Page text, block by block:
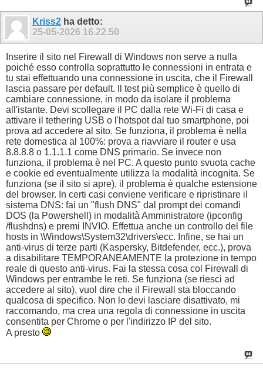
Kriss2 ha detto:
25-05-2026 16.22.50
Inserire il sito nel Firewall di Windows non serve a nulla
poiché esso controlla soprattutto le connessioni in entrata e
tu stai effettuando una connessione in uscita, che il Firewall
lascia passare per default. Il test più semplice è quello di
cambiare connessione, in modo da isolare il problema
all'istante. Devi scollegare il PC dalla rete Wi-Fi di casa e
attivare il tethering USB o l'hotspot dal tuo smartphone, poi
prova ad accedere al sito. Se funziona, il problema è nella
rete domestica al 100%: prova a riavviare il router e usa
8.8.8.8 o 1.1.1.1 come DNS primario. Se invece non
funziona, il problema è nel PC. A questo punto svuota cache
e cookie ed eventualmente utilizza la modalità incognita. Se
funziona (se il sito si apre), il problema è qualche estensione
del browser. In certi casi conviene verificare e ripristinare il
sistema DNS: fai un "flush DNS" dal prompt dei comandi
DOS (la Powershell) in modalità Amministratore (ipconfig
/flushdns) e premi INVIO. Effettua anche un controllo del file
hosts in \Windows\System32\drivers\ecc. Infine, se hai un
anti-virus di terze parti (Kaspersky, Bitdefender, ecc.), prova
a disabilitare TEMPORANEAMENTE la protezione in tempo
reale di questo anti-virus. Fai la stessa cosa col Firewall di
Windows per entrambe le reti. Se funziona (se riesci ad
accedere al sito), vuol dire che il Firewall sta bloccando
qualcosa di specifico. Non lo devi lasciare disattivato, mi
raccomando, ma crea una regola di connessione in uscita
consentita per Chrome o per l'indirizzo IP del sito.
A presto